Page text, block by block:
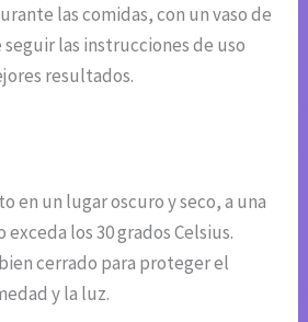
las comidas, con un vaso de
las instrucciones de uso
resultados.
en un lugar oscuro y seco, a una
los 30 grados Celsius.
cerrado para proteger el
y la luz.